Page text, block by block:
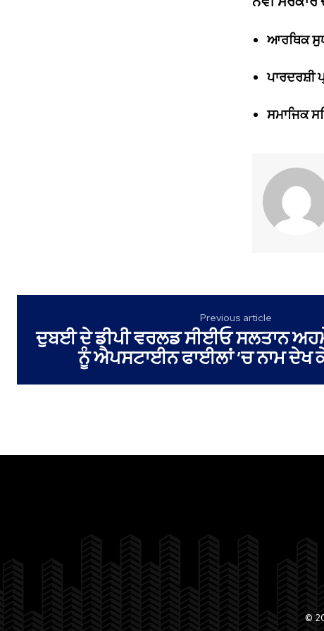
ਆਰਥਿਕ
ਪਾਰਦਰਸ਼ੀ
ਸਮਾਜਿਕ
Previous article
ਦੁਬਈ ਦੇ ਡੀਪੀ ਵਰਲਡ ਸੀਈਓ ਸਲਤਾਨ
ਨੂੰ ਐਪਸਟਾਈਨ ਫਾਈਲਾਂ ‘ਚ ਨਾਮ ਦੇਖ
©